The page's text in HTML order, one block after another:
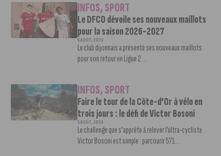
INFOS,SPORT
Le DFCO dévoile ses nouveaux maillots
pour la saison 2026-2027
6 AOÛT, 2026
Le club dijonnais a présenté ses nouveaux maillots
pour son retour en Ligue 2....
INFOS,SPORT
Faire le tour de la Côte-d’Or à vélo en
trois jours : le défi de Victor Bosoni
5 AOÛT, 2026
Le challenge que s’apprête à relever l’ultra-cycliste
Victor Bosoni est simple : parcourir 571...